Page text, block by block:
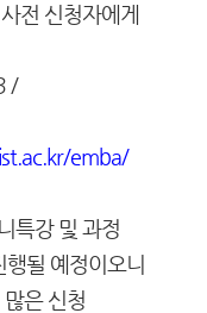
전 신청자에게
/
emba/
특강 및 과정
될 예정이오니
은 신청